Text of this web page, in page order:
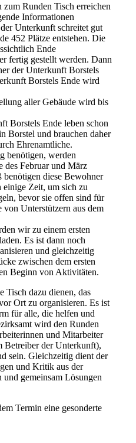
Runden Tisch erreichen
Informationen
Unterkunft schreitet gut
452 Plätze entstehen. Die
Ende
fertig gestellt werden. Dann
der Unterkunft Borstels
Borstels Ende wird
aller Gebäude wird bis
Borstels Ende leben schon
Borstel und brauchen daher
Ehrenamtliche.
benötigen, werden
des Februar und März
benötigen diese Bewohner
einige Zeit, um sich zu
bevor sie offen sind für
Unterstützern aus dem
wir zu einem ersten
Es ist dann noch
und gleichzeitig
zwischen dem ersten
Beginn von Aktivitäten.
Tisch dazu dienen, das
Ort zu organisieren. Es ist
für alle, die helfen und
wird den Runden
und Mitarbeiter
Betreiber der Unterkunft),
sein. Gleichzeitig dient der
und Kritik aus der
und gemeinsam Lösungen
Termin eine gesonderte